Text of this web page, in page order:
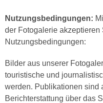
Nutzungsbedingungen:
der Fotogalerie akzeptieren
Nutzungsbedingungen:
Bilder aus unserer
touristische und
werden. Publikationen sind
Berichterstattung über das